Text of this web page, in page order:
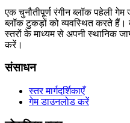
एक चुनौतीपूर्ण रंगीन ब्लॉक पहेली गेम
ब्लॉक टुकड़ों को व्यवस्थित करते
स्तरों के माध्यम से अपनी स्थानिक
करें।
संसाधन
स्तर मार्गदर्शिकाएँ
गेम डाउनलोड करें